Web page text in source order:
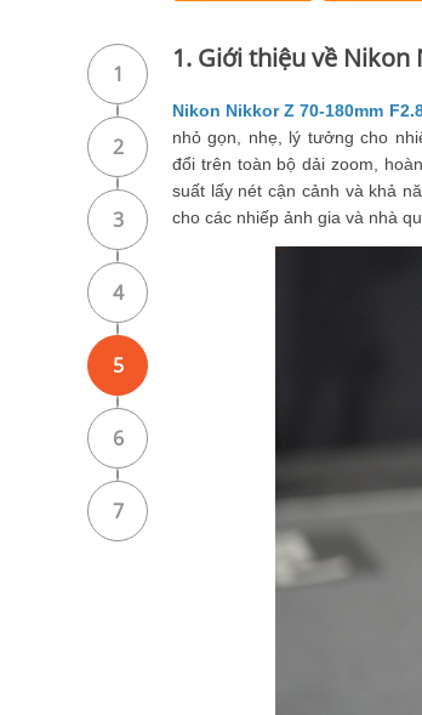
1
2
3
4
5
6
7
1. Giới thiệu về Nikon
Nikon Nikkor Z 70-180mm
nhỏ gọn, nhẹ, lý tưởng cho
đổi trên toàn bộ dải zoom,
suất lấy nét cận cảnh và khả
cho các nhiếp ảnh gia và nhà